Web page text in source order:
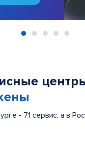
- 71 сервис, а в